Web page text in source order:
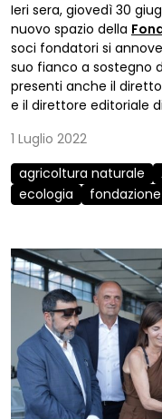
Ieri sera, giovedì 30
nuovo spazio della
soci fondatori si
suo fianco a sostegno
presenti anche il
e il direttore editoriale
1 Luglio 2022
agricoltura naturale
ecologia